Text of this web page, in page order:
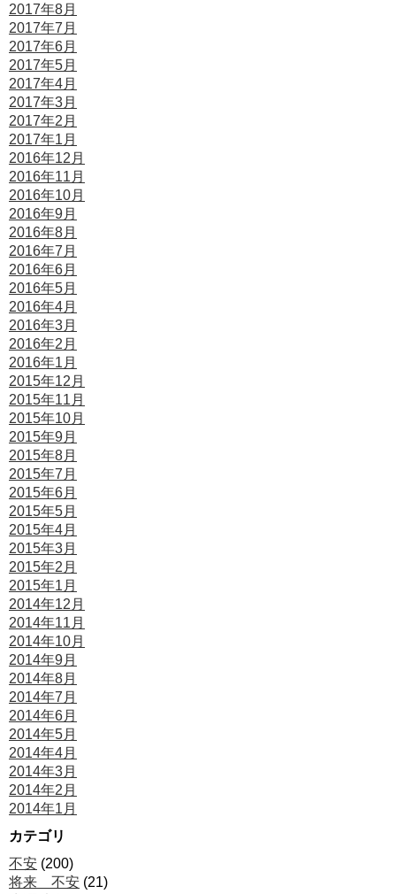
2017年8月
2017年7月
2017年6月
2017年5月
2017年4月
2017年3月
2017年2月
2017年1月
2016年12月
2016年11月
2016年10月
2016年9月
2016年8月
2016年7月
2016年6月
2016年5月
2016年4月
2016年3月
2016年2月
2016年1月
2015年12月
2015年11月
2015年10月
2015年9月
2015年8月
2015年7月
2015年6月
2015年5月
2015年4月
2015年3月
2015年2月
2015年1月
2014年12月
2014年11月
2014年10月
2014年9月
2014年8月
2014年7月
2014年6月
2014年5月
2014年4月
2014年3月
2014年2月
2014年1月
カテゴリ
不安 (200)
将来 不安 (21)